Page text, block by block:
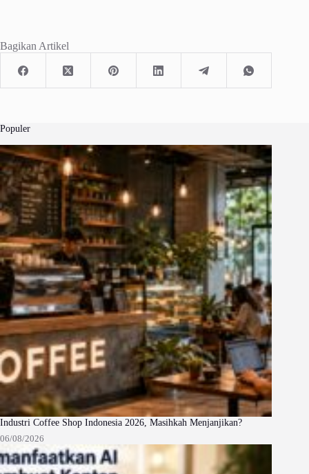
Bagikan Artikel
Populer
Industri Coffee Shop Indonesia 2026, Masihkah Menjanjikan?
06/08/2026